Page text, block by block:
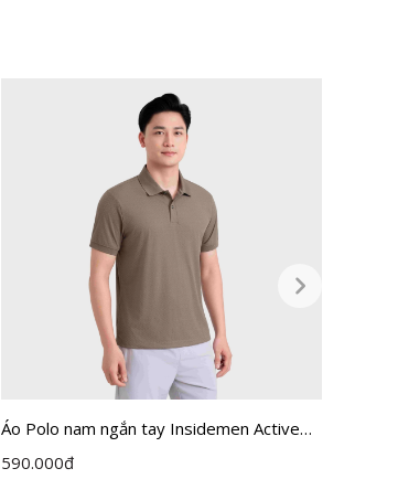
Áo Polo nam ngắn tay Insidemen Active
dáng Regular IPS114EDP01
590.000đ